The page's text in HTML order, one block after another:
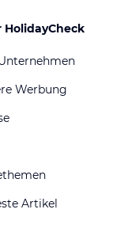
HolidayCheck
Werbung
Artikel